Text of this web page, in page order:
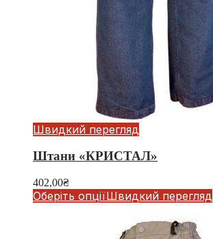
Швидкий перегляд
Штани «КРИСТАЛ»
402,00₴
Оберіть опціїШвидкий перегляд